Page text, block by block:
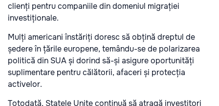
clienți pentru companiile din domeniul migrației
investiționale.
Mulți americani înstăriți doresc să obțină dreptul de
ședere în țările europene, temându-se de polarizarea
politică din SUA și dorind să-și asigure oportunități
suplimentare pentru călătorii, afaceri și protecția
activelor.
Totodată, Statele Unite continuă să atragă investitori